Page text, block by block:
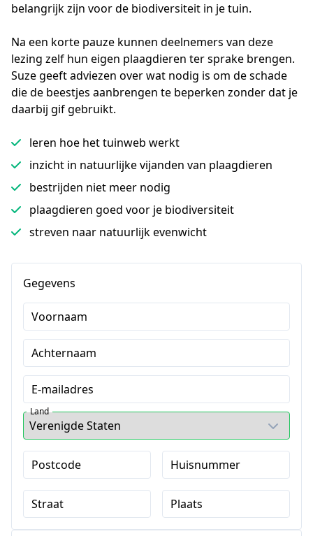
belangrijk zijn voor de biodiversiteit in je tuin.
Na een korte pauze kunnen deelnemers van deze
lezing zelf hun eigen plaagdieren ter sprake brengen.
Suze geeft adviezen over wat nodig is om de schade
die de beestjes aanbrengen te beperken zonder dat je
daarbij gif gebruikt.
leren hoe het tuinweb werkt
inzicht in natuurlijke vijanden van plaagdieren
bestrijden niet meer nodig
plaagdieren goed voor je biodiversiteit
streven naar natuurlijk evenwicht
Gegevens
Voornaam
Achternaam
E-mailadres
Land
Postcode Huisnummer
Straat Plaats